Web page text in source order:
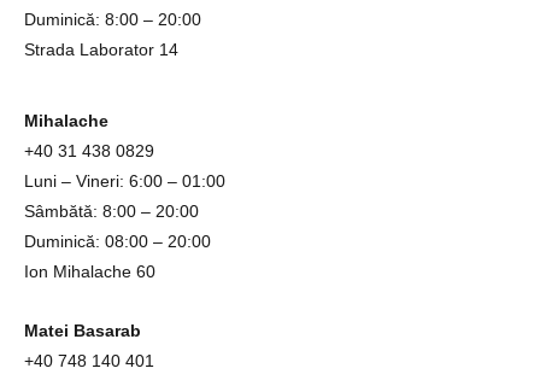
Duminică: 8:00 – 20:00
Strada Laborator 14
Mihalache
+40 31 438 0829
Luni – Vineri: 6:00 – 01:00
Sâmbătă: 8:00 – 20:00
Duminică: 08:00 – 20:00
Ion Mihalache 60
Matei Basarab
+40 748 140 401